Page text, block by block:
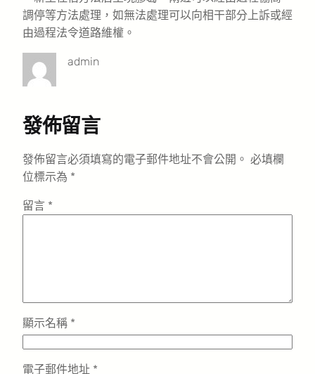
調停等方法處理，如無法處理可以向相干部分上訴或經
由過程法令道路維權。
admin
發佈留言
發佈留言必須填寫的電子郵件地址不會公開。 必填欄
位標示為 *
留言 *
顯示名稱 *
電子郵件地址 *